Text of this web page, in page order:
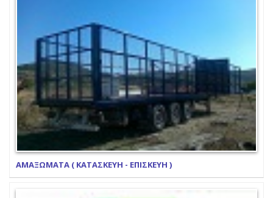
ΑΜΑΞΩΜΑΤΑ ( ΚΑΤΑΣΚΕΥΗ - ΕΠΙΣΚΕΥΗ )